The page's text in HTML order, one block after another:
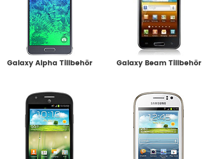
Galaxy Alpha Tillbehör Galaxy Beam Tillbehör